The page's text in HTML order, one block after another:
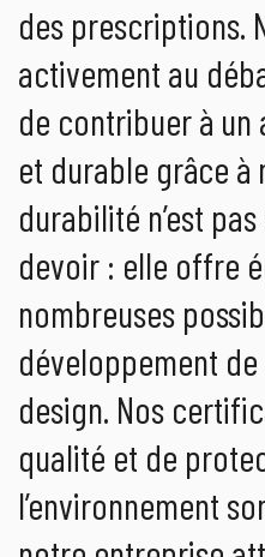
des prescriptions.
activement au
de contribuer à
et durable grâce à
durabilité n’est
devoir : elle offre
nombreuses
développement
design. Nos
qualité et de
l’environnement